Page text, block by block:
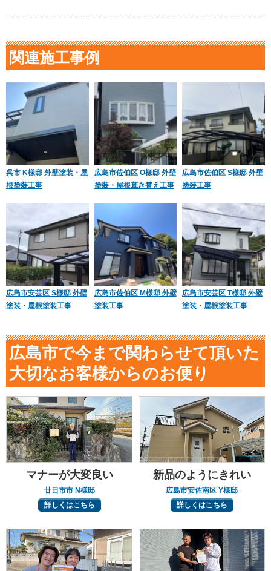
関連施工事例
呉市 K様邸 外壁塗装・屋
根塗装工事
広島市佐伯区 O様邸 外壁
塗装・屋根葺き替え工事
広島市佐伯区 S様邸 外壁
塗装工事
広島市安芸区 S様邸 外壁
塗装・屋根塗装工事
広島市佐伯区 M様邸 外壁
塗装工事
広島市安芸区 T様邸 外壁
塗装・屋根塗装工事
広島市で今まで関わらせて頂いた
大切なお客様からのお便り
マナーが大変良い
廿日市市 N様邸
詳しくはこちら
新品のようにきれい
広島市安佐南区 Y様邸
詳しくはこちら